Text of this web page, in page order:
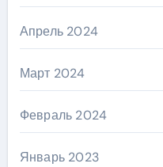
Апрель 2024
Март 2024
Февраль 2024
Январь 2023